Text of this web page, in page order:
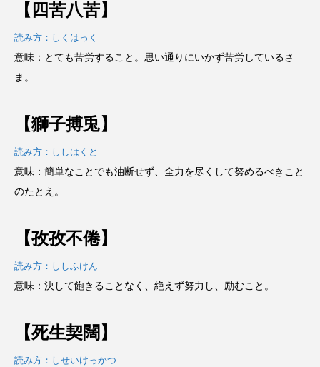
【四苦八苦】
読み方：しくはっく
意味：とても苦労すること。思い通りにいかず苦労しているさ
ま。
【獅子搏兎】
読み方：ししはくと
意味：簡単なことでも油断せず、全力を尽くして努めるべきこと
のたとえ。
【孜孜不倦】
読み方：ししふけん
意味：決して飽きることなく、絶えず努力し、励むこと。
【死生契闊】
読み方：しせいけっかつ